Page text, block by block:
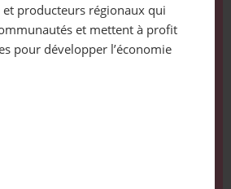
producteurs régionaux qui
et mettent à profit
pour développer l’économie